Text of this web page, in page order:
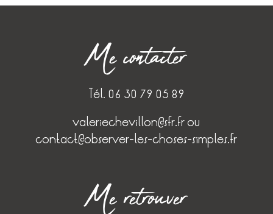
Me contacter
Tél. 06 30 79 05 89
valeriechevillon@sfr.frou
contact@observer-les-choses-simples.fr
Me retrouver